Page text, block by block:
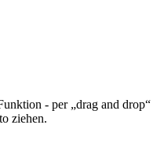
- per „drag and drop“
ziehen.